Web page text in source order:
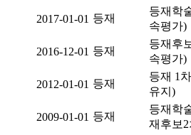
2017-01-01 등재
등재학
속평가)
2016-12-01 등재
등재후
속평가)
2012-01-01 등재
등재 1
유지)
2009-01-01 등재
등재학
재후보2